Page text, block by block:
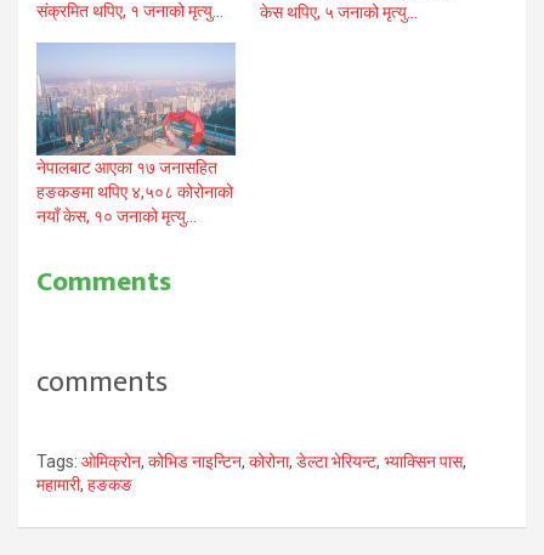
संक्रमित थपिए, १ जनाको मृत्यु…
केस थपिए, ५ जनाको मृत्यु…
नेपालबाट आएका १७ जनासहित
हङकङमा थपिए ४,५०८ कोरोनाको
नयाँ केस, १० जनाको मृत्यु…
Comments
comments
Tags: ओमिक्रोन, कोभिड नाइन्टिन, कोरोना, डेल्टा भेरियन्ट, भ्याक्सिन पास,
महामारी, हङकङ